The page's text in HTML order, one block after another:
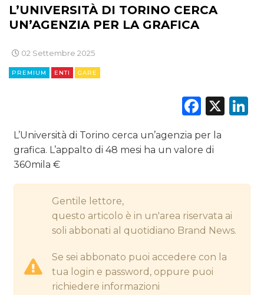
STRATEGIE
ESTERNA
L’UNIVERSITÀ DI TORINO CERCA
UN’AGENZIA PER LA GRAFICA
02 Settembre 2025
PREMIUM ENTI GARE
X
L’Università di Torino cerca un’agenzia per la
grafica. L’appalto di 48 mesi ha un valore di
360mila €
Gentile lettore,
questo articolo è in un'area riservata ai
soli abbonati al quotidiano Brand News.
Se sei abbonato puoi accedere con la
tua login e password, oppure puoi
richiedere informazioni